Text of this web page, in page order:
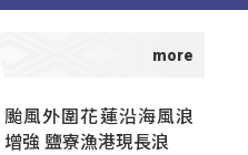
颱風外圍花蓮沿海風浪
增強 鹽寮漁港現長浪